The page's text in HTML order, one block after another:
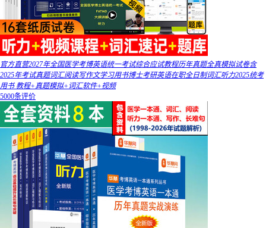
官方直营2027年全国医学考博英语统一考试综合应试教程历年真题全真模拟试卷含
2025年考试真题词汇阅读写作文学习用书博士考研英语在职全日制词汇听力2025统考
用书 教程+真题模拟+词汇软件+视频
5000条评价